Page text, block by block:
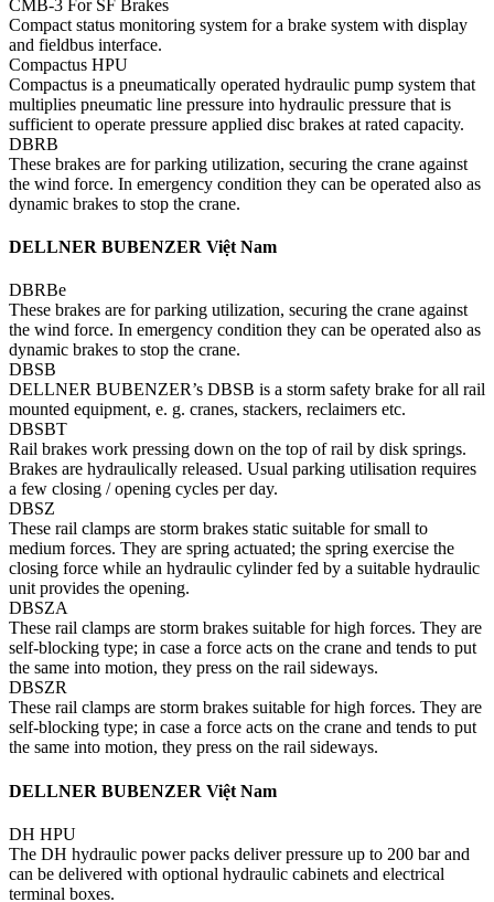
CMB-3 For SF Brakes
Compact status monitoring system for a brake system with display
and fieldbus interface.
Compactus HPU
Compactus is a pneumatically operated hydraulic pump system that
multiplies pneumatic line pressure into hydraulic pressure that is
sufficient to operate pressure applied disc brakes at rated capacity.
DBRB
These brakes are for parking utilization, securing the crane against
the wind force. In emergency condition they can be operated also as
dynamic brakes to stop the crane.
DELLNER BUBENZER Việt Nam
DBRBe
These brakes are for parking utilization, securing the crane against
the wind force. In emergency condition they can be operated also as
dynamic brakes to stop the crane.
DBSB
DELLNER BUBENZER’s DBSB is a storm safety brake for all rail
mounted equipment, e. g. cranes, stackers, reclaimers etc.
DBSBT
Rail brakes work pressing down on the top of rail by disk springs.
Brakes are hydraulically released. Usual parking utilisation requires
a few closing / opening cycles per day.
DBSZ
These rail clamps are storm brakes static suitable for small to
medium forces. They are spring actuated; the spring exercise the
closing force while an hydraulic cylinder fed by a suitable hydraulic
unit provides the opening.
DBSZA
These rail clamps are storm brakes suitable for high forces. They are
self-blocking type; in case a force acts on the crane and tends to put
the same into motion, they press on the rail sideways.
DBSZR
These rail clamps are storm brakes suitable for high forces. They are
self-blocking type; in case a force acts on the crane and tends to put
the same into motion, they press on the rail sideways.
DELLNER BUBENZER Việt Nam
DH HPU
The DH hydraulic power packs deliver pressure up to 200 bar and
can be delivered with optional hydraulic cabinets and electrical
terminal boxes.